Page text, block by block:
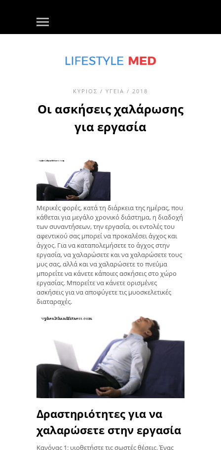
ΚΎΡΙΟΣ / ΥΓΕΊΑ / 2018
Οι ασκήσεις χαλάρωσης
για εργασία
Μερικές φορές, κατά τη διάρκεια της ημέρας, που
κάθεται για μεγάλο χρονικό διάστημα, η διαδοχή
των συναντήσεων, την εργασία, οι εντολές του
αφεντικού σας μπορεί να προκαλέσει άγχος και
άγχος. Για να καταπολεμήσετε το άγχος στην
εργασία, να χαλαρώσετε και να χαλαρώσετε τους
μυς σας, αλλά και να χαλαρώσετε το πνεύμα
μπορείτε να κάνετε κάποιες ασκήσεις στο χώρο
εργασίας. Μπορείτε να κάνετε ορισμένες
ασκήσεις για να αποφύγετε τις μυοσκελετικές
διαταραχές.
Δραστηριότητες για να
χαλαρώσετε στην εργασία
Κανόνας 1: υιοθετήστε τις σωστές θέσεις. Ένας